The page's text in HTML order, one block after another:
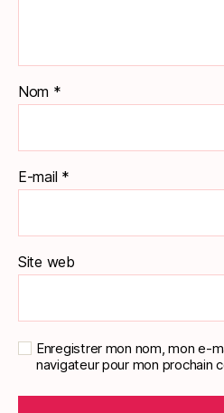
Nom *
E-mail *
Site web
Enregistrer mon nom, mon e-
navigateur pour mon prochain